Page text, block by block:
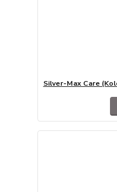
Silver-Max Care